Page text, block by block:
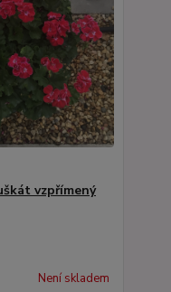
vzpřímený
Není skladem